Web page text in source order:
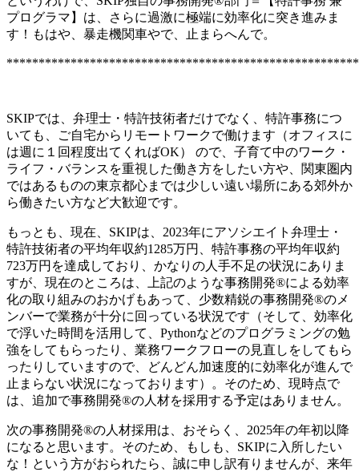
プログラマ】は、さらに過激に極端に効率化に突き進みま
す！もはや、暴走機関車やで、止まらへんで。
SKIPでは、弁理士・特許技術者だけでなく、特許事務につ
いても、ご自宅からリモートワークで働けます（オフィスに
は週に１回程度出てくればOK） ので、子育て中のワーク・
ライフ・バランスを重視した働き方をしたい方や、関東圏内
ではあるものの東京都心までは少しい遠い場所にある郊外か
ら働きたい方など大歓迎です。
もっとも、現在、SKIPは、2023年にアソシエイト弁理士・
特許技術者の平均年収約1285万円、特許事務の平均年収約
723万円を達成しており、かなりの人手不足の状況にありま
すが、現在のところは、上記のような事務開発®による効率
化の取り組みのおかげもあって、少数精鋭の事務開発®のメ
ンバーで業務が十分に回っている状況です（そして、効率化
で浮いた時間を活用して、Pythonなどのプログラミングの勉
強をしてもらったり、業務ワークフローの見直しをしてもら
ったりしていますので、どんどん加速度的に効率化が進んで
止まらない状況になっております）。そのため、現時点で
は、追加で事務開発®の人材を採用する予定はありません。
次の事務開発®の人材採用は、おそらく、2025年の年初以降
になると思います。そのため、もしも、SKIPに入所したい
な！という方がおられたら、誠に申し訳有りませんが、来年